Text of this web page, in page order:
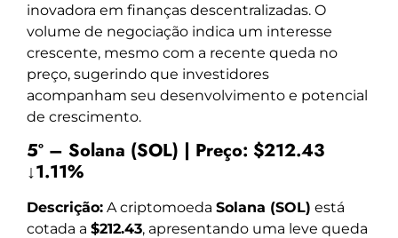
inovadora em finanças descentralizadas. O
volume de negociação indica um interesse
crescente, mesmo com a recente queda no
preço, sugerindo que investidores
acompanham seu desenvolvimento e potencial
de crescimento.
5º – Solana (SOL) | Preço: $212.43
↓1.11%
Descrição: A criptomoeda Solana (SOL) está
cotada a $212.43, apresentando uma leve queda